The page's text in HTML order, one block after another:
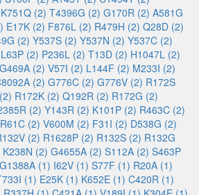
K751Q (2) T4396G (2) G170R (2) A581G
E17K (2) F876L (2) R479H (2) Q28D (2)
(2) Y537S (2) Y537N (2) Y537C (2)
L63P (2) P236L (2) T13D (2) H1047L (2)
G469A (2) V57I (2) L144F (2) M233I (2)
(2) G776C (2) G776V (2) R172S
R172K (2) Q192R (2) R172G (2)
(2) Y143R (2) K101P (2) R463C (2)
R61C (2) V600M (2) F31I (2) D538G (2)
(2) R1628P (2) R132S (2) R132G
K238N (2) G4655A (2) S112A (2) S463P
G1388A (1) I62V (1) S77F (1) R20A (1)
(1) E25K (1) K652E (1) C420R (1)